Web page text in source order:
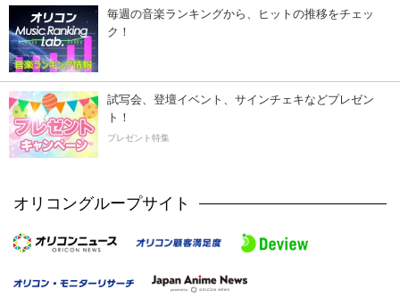
毎週の音楽ランキングから、ヒットの推移をチェッ
ク！
試写会、登壇イベント、サインチェキなどプレゼン
ト！
プレゼント特集
オリコングループサイト